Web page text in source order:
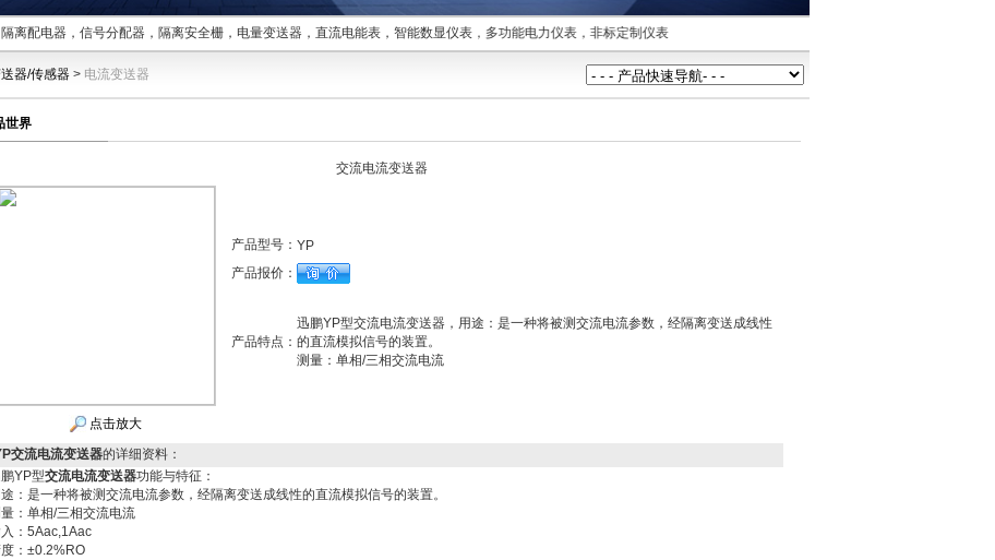
离配电器，信号分配器，隔离安全栅，电量变送器，直流电能表，智能数显仪表，多功能电力仪表，非标定制仪表
器/传感器> 电流变送器
世界
交流电流变送器
点击放大
产品型号： YP
产品报价：
产品特点：
迅鹏YP型交流电流变送器，用途：是一种将被测交流电流参数，经隔离变送成线性
的直流模拟信号的装置。
测量：单相/三相交流电流
交流电流变送器的详细资料：
YP型交流电流变送器功能与特征：
：是一种将被测交流电流参数，经隔离变送成线性的直流模拟信号的装置。
：单相/三相交流电流
：5Aac,1Aac
：±0.2%RO